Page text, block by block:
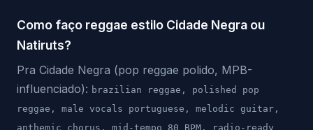
Como faço reggae estilo Cidade Negra ou
Natiruts?
Pra Cidade Negra (pop reggae polido, MPB-
influenciado): brazilian reggae, polished pop
reggae, male vocals portuguese, melodic guitar,
anthemic chorus, mid-tempo 80 BPM, radio-ready